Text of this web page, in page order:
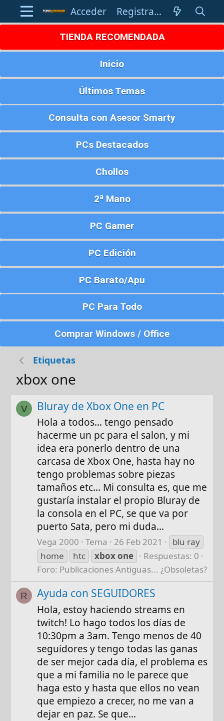
Acceder Registrarse
TIENDA RECOMENDADA
Inicio
Últimos Temas
Consulta con Asesor Smarty
PCs Destacados
Chollos
2ª Mano
PC Gamer
PC Edición
PC Barato/Apu
PC Para Todo
Comprar Windows / Office
Etiquetas
xbox one
V Bluray de Xbox One en PC
Hola a todos... tengo pensado
hacerme un pc para el salon, y mi
idea era ponerlo dentro de una
carcasa de Xbox One, hasta hay no
tengo problemas sobre piezas
tamaños etc... Mi consulta es, que me
gustaría instalar el propio Bluray de
la consola en el PC, se que va por
puerto Sata, pero mi duda...
Vega 2000 Tema 26 Feb 2021
blu ray
home
htc xboxone
Respuestas: 0
Foro: Publicaciones Antiguas... ¿Obsoletas?
R Ayuda con SEGUIDORES
Hola, estoy haciendo streams en
twitch! Lo hago todos los días de
10:30pm a 3am. Tengo menos de 40
seguidores y tengo todas las ganas
de ser mejor cada día, el problema es
que a mi familia no le parece que
haga esto y hasta que ellos no vean
que empiezo a crecer, no me van a
dejar en paz. Se que...